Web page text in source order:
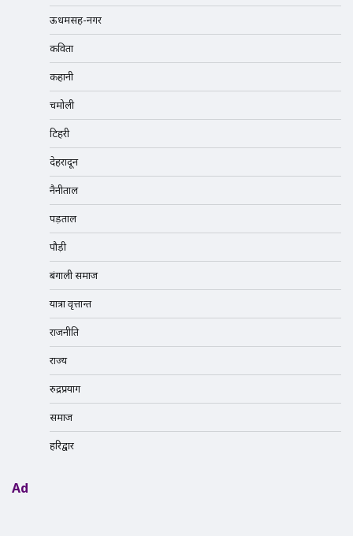
ऊधमसिंह-नगर
कविता
कहानी
चमोली
टिहरी
देहरादून
नैनीताल
पड़ताल
पौड़ी
बंगाली समाज
यात्रा वृत्तान्त
राजनीति
राज्य
रुद्रप्रयाग
समाज
हरिद्वार
Ad